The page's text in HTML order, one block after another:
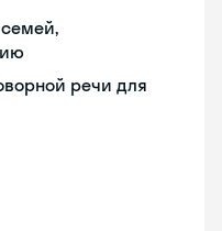
речи для